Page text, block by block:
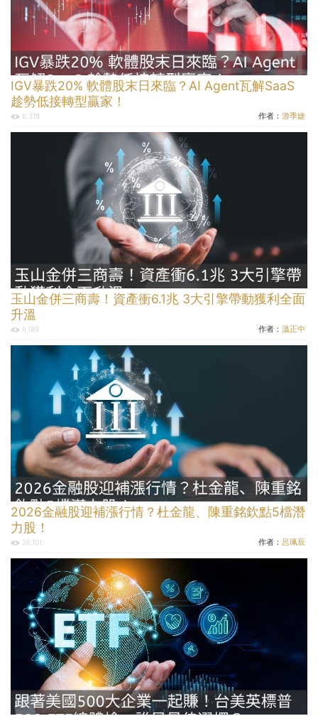
IGV暴跌20% 軟體股末日來臨？AI Agent瓦解SaaS
趁勢低接轉型贏家！
6,318 作者： 游季婕
玉山金併三商壽！資產衝6.1兆 3大引擎帶動獲利全面
升溫
6,189 作者： 溫正中
2026金融股迎補漲行情？杜金龍、陳重銘欽點5檔潛
力股！
26,101 作者： 呂珮辰